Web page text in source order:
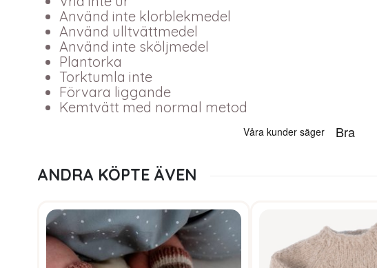
Använd inte klorblekmedel
Använd ulltvättmedel
Använd inte sköljmedel
Plantorka
Torktumla inte
Förvara liggande
Kemtvätt med normal metod
ANDRA KÖPTE ÄVEN